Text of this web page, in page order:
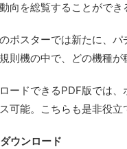
向を総覧することができ
ポスターでは新たに、
則機の中で、どの機種が
ードできるPDF版では
可能。こちらも是非役立
ウンロード